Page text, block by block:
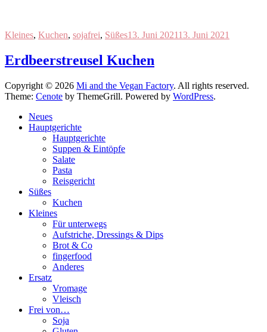
Kleines, Kuchen, sojafrei, Süßes13. Juni 202113. Juni 2021
Erdbeerstreusel Kuchen
Copyright © 2026 Mi and the Vegan Factory. All rights reserved.
Theme: Cenote by ThemeGrill. Powered by WordPress.
Neues
Hauptgerichte
Hauptgerichte
Suppen & Eintöpfe
Salate
Pasta
Reisgericht
Süßes
Kuchen
Kleines
Für unterwegs
Aufstriche, Dressings & Dips
Brot & Co
fingerfood
Anderes
Ersatz
Vromage
Vleisch
Frei von…
Soja